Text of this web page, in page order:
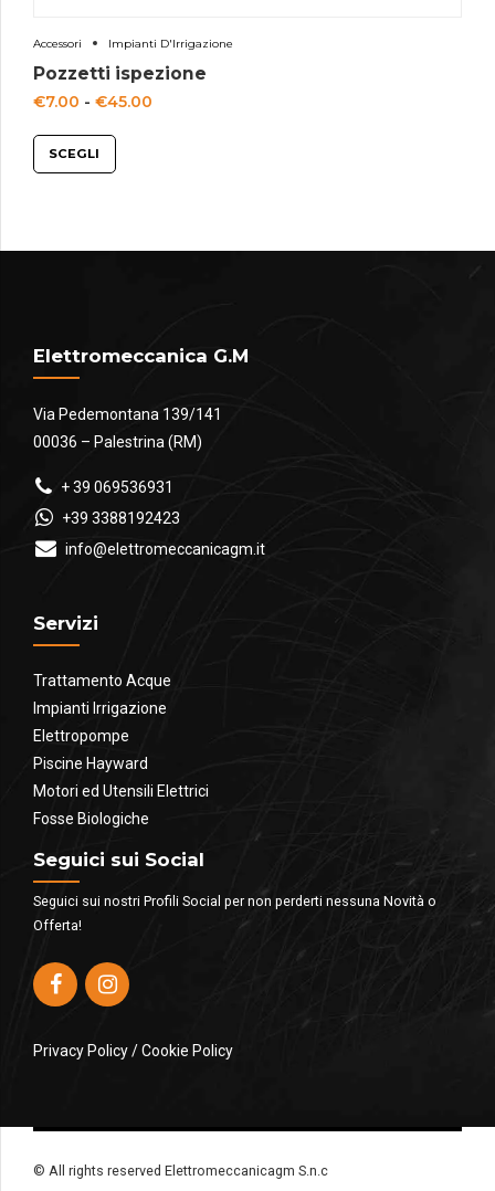
Accessori Impianti D'Irrigazione
Pozzetti ispezione
€7.00 - €45.00
SCEGLI
Elettromeccanica G.M
Via Pedemontana 139/141
00036 – Palestrina (RM)
+ 39 069536931
+39 3388192423
info@elettromeccanicagm.it
Servizi
Trattamento Acque
Impianti Irrigazione
Elettropompe
Piscine Hayward
Motori ed Utensili Elettrici
Fosse Biologiche
Seguici sui Social
Seguici sui nostri Profili Social per non perderti nessuna Novità o
Offerta!
Privacy Policy/Cookie Policy
© All rights reserved Elettromeccanicagm S.n.c